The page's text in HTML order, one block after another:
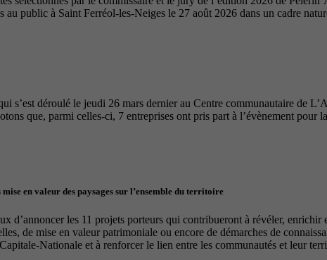
public à Saint Ferréol-les-Neiges le 27 août 2026 dans un cadre
s’est déroulé le jeudi 26 mars dernier au Centre communautaire de
que, parmi celles-ci, 7 entreprises ont pris part à l’évènement pour
en valeur des paysages sur l’ensemble du territoire
d’annoncer les 11 projets porteurs qui contribueront à révéler, enrichir
de mise en valeur patrimoniale ou encore de démarches de
Nationale et à renforcer le lien entre les communautés et leur